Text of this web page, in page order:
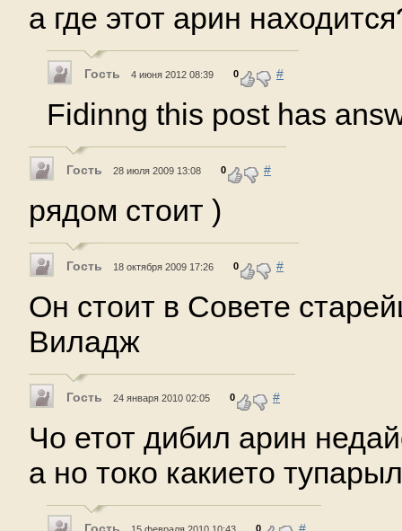
а где этот арин
Гость 4 июня 2012 08:39 0 #
Fidinng this post has
Гость 28 июля 2009 13:08 0 #
рядом стоит )
Гость 18 октября 2009 17:26 0 #
Он стоит в Совете
Виладж
Гость 24 января 2010 02:05 0 #
Чо етот дибил арин
а но токо какието
0